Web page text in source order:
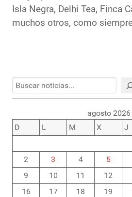
Isla Negra, Delhi Tea, Finca
muchos otros, como
Buscar
agosto 2026
D
L M X J
2
3 4 5
9
10 11 12
16
17 18 19